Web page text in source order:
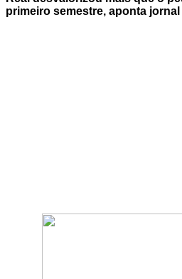
primeiro semestre, aponta jornal